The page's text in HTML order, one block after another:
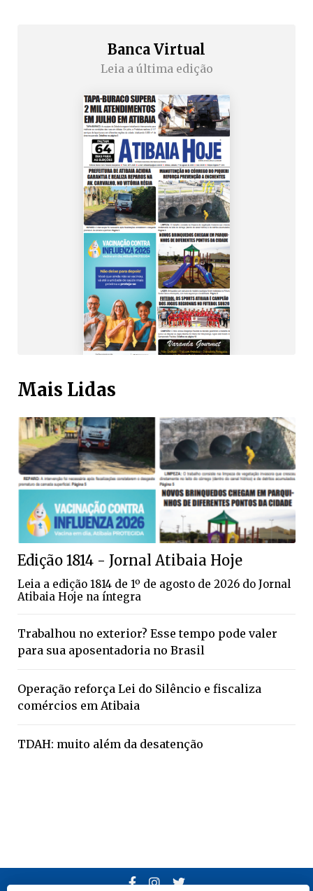
Banca Virtual
Leia a última edição
Mais Lidas
Edição 1814 - Jornal Atibaia Hoje
Leia a edição 1814 de 1º de agosto de 2026 do Jornal
Atibaia Hoje na íntegra
Trabalhou no exterior? Esse tempo pode valer
para sua aposentadoria no Brasil
Operação reforça Lei do Silêncio e fiscaliza
comércios em Atibaia
TDAH: muito além da desatenção